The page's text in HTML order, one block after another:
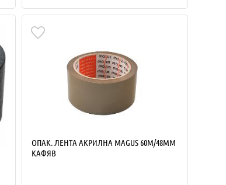
ОПАК. ЛЕНТА АКРИЛНА MAGUS 60М/48ММ
КАФЯВ